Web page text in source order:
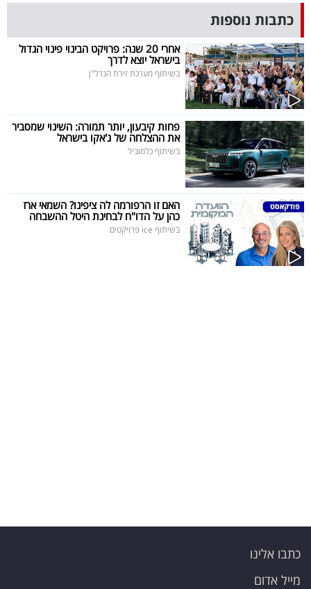
פודקאסט
40
UNDER
40
שיתופי
פעולה
דרושים
ניוזלטרים
כתבות נוספות
אחרי 20 שנה: פרויקט הבינוי פינוי הגדול
בישראל יוצא לדרך
בשיתוף מערכת זירת הנדל"ן
פחות קיבעון, יותר תמורה: השינוי שמסביר
את ההצלחה של ג'אקו בישראל
בשיתוף כלמוביל
האם זו הרפורמה לה ציפינו? השמאי ארז
כהן על הדו"ח לבחינת היטל ההשבחה
בשיתוף ice פרויקטים
כתבו אלינו
מייל אדום